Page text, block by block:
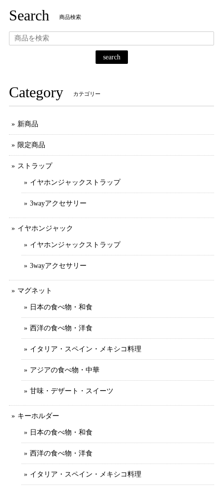
Search 商品検索
search
Category カテゴリー
新商品
限定商品
ストラップ
イヤホンジャックストラップ
3wayアクセサリー
イヤホンジャック
イヤホンジャックストラップ
3wayアクセサリー
マグネット
日本の食べ物・和食
西洋の食べ物・洋食
イタリア・スペイン・メキシコ料理
アジアの食べ物・中華
甘味・デザート・スイーツ
キーホルダー
日本の食べ物・和食
西洋の食べ物・洋食
イタリア・スペイン・メキシコ料理